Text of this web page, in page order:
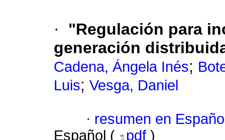
·
"Regulación para
generación
Cadena, Ángela Inés;
Luis; Vesga, Daniel
· resumen en
Español (
pdf )